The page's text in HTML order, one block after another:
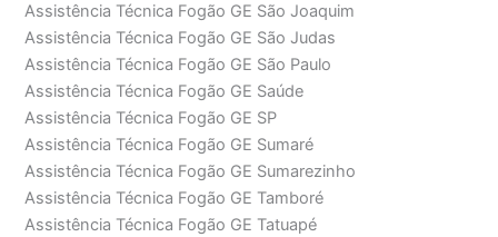
Assistência Técnica Fogão GE São Joaquim
Assistência Técnica Fogão GE São Judas
Assistência Técnica Fogão GE São Paulo
Assistência Técnica Fogão GE Saúde
Assistência Técnica Fogão GE SP
Assistência Técnica Fogão GE Sumaré
Assistência Técnica Fogão GE Sumarezinho
Assistência Técnica Fogão GE Tamboré
Assistência Técnica Fogão GE Tatuapé